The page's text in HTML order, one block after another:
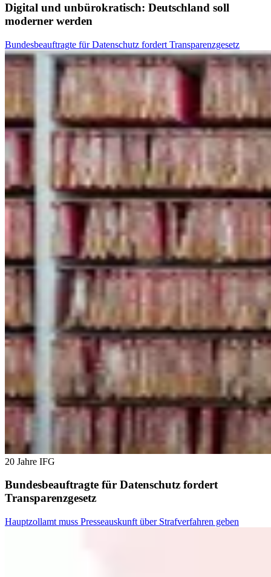
Digital und unbürokratisch: Deutschland soll
moderner werden
Bundesbeauftragte für Datenschutz fordert Transparenzgesetz
20 Jahre IFG
Bundesbeauftragte für Datenschutz fordert
Transparenzgesetz
Hauptzollamt muss Presseauskunft über Strafverfahren geben